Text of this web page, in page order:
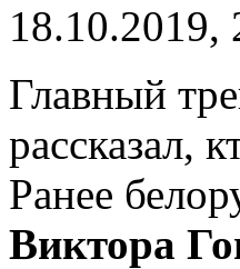
18.10.2019,
Главный
рассказал,
Ранее
Виктора